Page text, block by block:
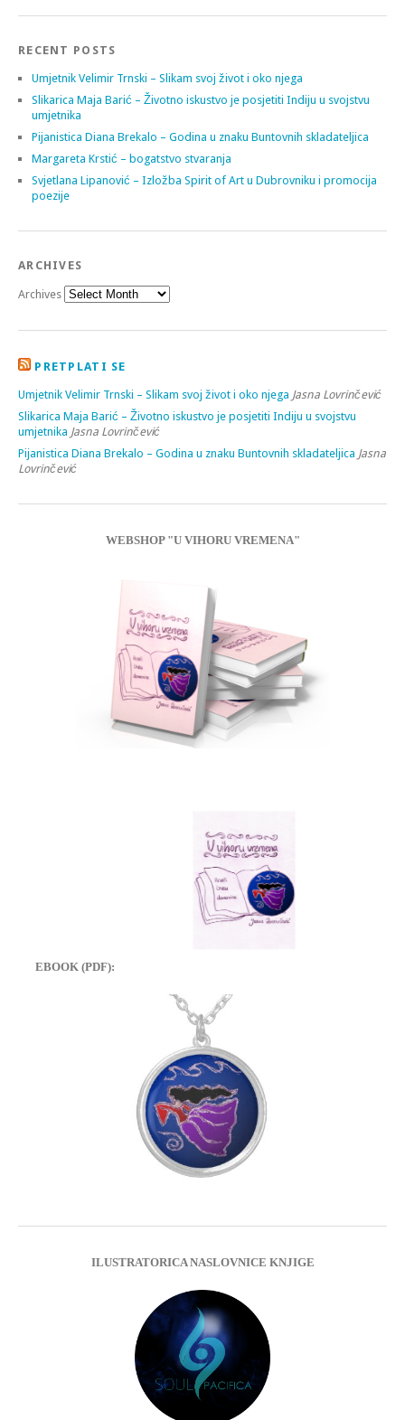
RECENT POSTS
Umjetnik Velimir Trnski – Slikam svoj život i oko njega
Slikarica Maja Barić – Životno iskustvo je posjetiti Indiju u svojstvu
umjetnika
Pijanistica Diana Brekalo – Godina u znaku Buntovnih skladateljica
Margareta Krstić – bogatstvo stvaranja
Svjetlana Lipanović – Izložba Spirit of Art u Dubrovniku i promocija
poezije
ARCHIVES
Archives
PRETPLATI SE
Umjetnik Velimir Trnski – Slikam svoj život i oko njega Jasna Lovrinčević
Slikarica Maja Barić – Životno iskustvo je posjetiti Indiju u svojstvu
umjetnika Jasna Lovrinčević
Pijanistica Diana Brekalo – Godina u znaku Buntovnih skladateljica Jasna
Lovrinčević
WEBSHOP "U VIHORU VREMENA"
EBOOK (PDF):
ILUSTRATORICA NASLOVNICE KNJIGE